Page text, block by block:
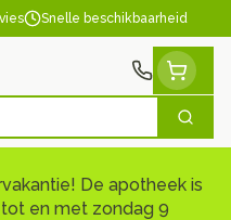
Snelle beschikbaarheid
Zoek
De apotheek is
en met zondag 9